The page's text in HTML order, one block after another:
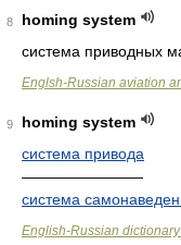
8
homing system
система приводных
Englsh-Russian aviation
9
homing system
система привода
————————
система
English-Russian